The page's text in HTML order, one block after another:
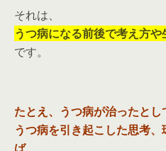
それは、
うつ病になる前後で考え方
です。
たとえ、うつ病が治ったとし
うつ病を引き起こした思考